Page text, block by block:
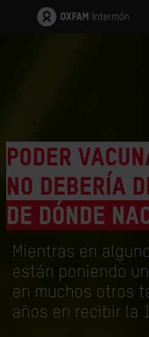
Poder
no debería
de dónde
Mientras en
están poniendo
en muchos otros
años en recibir la